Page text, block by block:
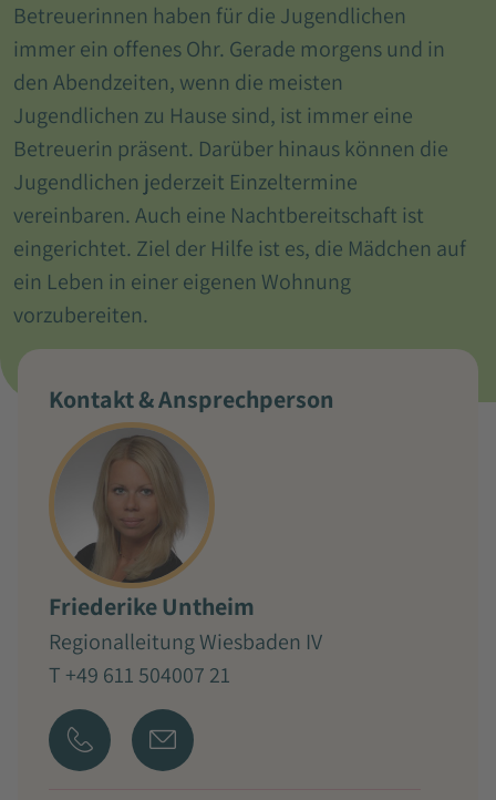
Betreuerinnen haben für die Jugendlichen
immer ein offenes Ohr. Gerade morgens und in
den Abendzeiten, wenn die meisten
Jugendlichen zu Hause sind, ist immer eine
Betreuerin präsent. Darüber hinaus können die
Jugendlichen jederzeit Einzeltermine
vereinbaren. Auch eine Nachtbereitschaft ist
eingerichtet. Ziel der Hilfe ist es, die Mädchen auf
ein Leben in einer eigenen Wohnung
vorzubereiten.
Kontakt & Ansprechperson
Friederike Untheim
Regionalleitung Wiesbaden IV
T +49 611 504007 21